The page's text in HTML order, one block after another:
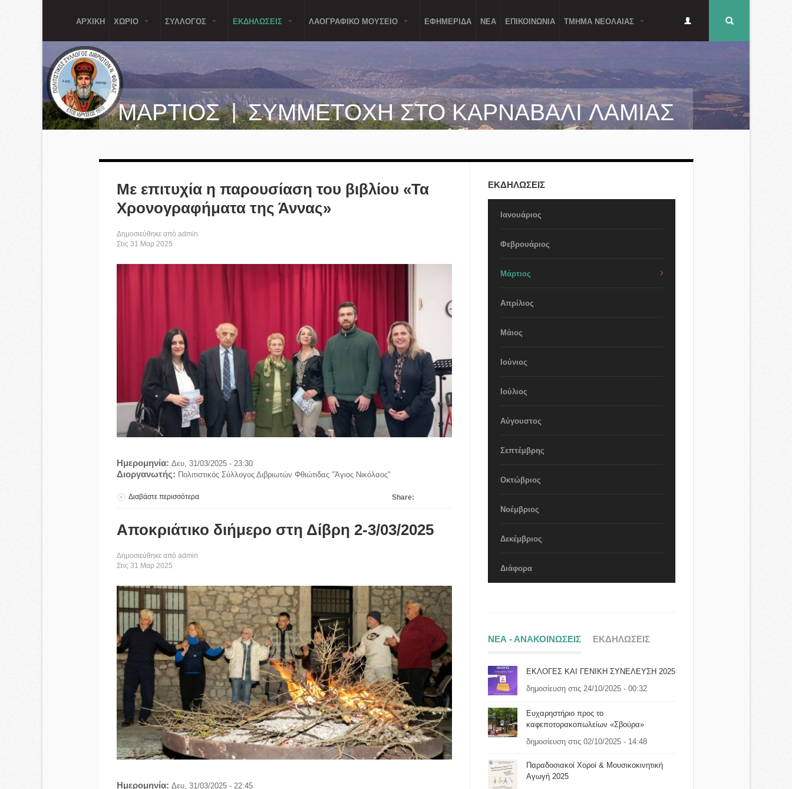
ΑΡΧΙΚΗ ΧΩΡΙΟ ΣΥΛΛΟΓΟΣ ΕΚΔΗΛΩΣΕΙΣ ΛΑΟΓΡΑΦΙΚΟ ΜΟΥΣΕΙΟ ΕΦΗΜΕΡΙΔΑ ΝΕΑ ΕΠΙΚΟΙΝΩΝΙΑ ΤΜΗΜΑ ΝΕΟΛΑΙΑΣ
αναζήτησης
μενού
ΜΑΡΤΙΟΣ | ΣΥΜΜΕΤΟΧΗ ΣΤΟ ΚΑΡΝΑΒΑΛΙ ΛΑΜΙΑΣ
Με επιτυχία η παρουσίαση του βιβλίου «Τα
Χρονογραφήματα της Άννας»
Δημοσιεύθηκε από admin
Στις 31 Μαρ 2025
Ημερομηνία: Δευ, 31/03/2025 - 23:30
Διοργανωτής: Πολιτιστικός Σύλλογος Διβριωτών Φθιώτιδας "Άγιος Νικόλαος"
Share:
Διαβάστε περισσότερα για Με επιτυχία η παρουσίαση του βιβλίου «Τα Χρονογραφήματα της Άννας»
Αποκριάτικο διήμερο στη Δίβρη 2-3/03/2025
Δημοσιεύθηκε από admin
Στις 31 Μαρ 2025
Ημερομηνία: Δευ, 31/03/2025 - 22:45
ΕΚΔΗΛΩΣΕΙΣ
Ιανουάριος
Φεβρουάριος
Μάρτιος
Απρίλιος
Μάιος
Ιούνιος
Ιούλιος
Αύγουστος
Σεπτέμβρης
Οκτώβριος
Νοέμβριος
Δεκέμβριος
Διάφορα
ΝΕΑ - ΑΝΑΚΟΙΝΩΣΕΙΣ ΕΚΔΗΛΩΣΕΙΣ
ΕΚΛΟΓΕΣ ΚΑΙ ΓΕΝΙΚΗ ΣΥΝΕΛΕΥΣΗ 2025
δημοσίευση στις 24/10/2025 - 00:32
Ευχαρηστήριο προς το
καφεποτορακοπωλείων «Σβούρα»
δημοσίευση στις 02/10/2025 - 14:48
Παραδοσιακοί Χοροί & Μουσικοκινητική
Αγωγή 2025